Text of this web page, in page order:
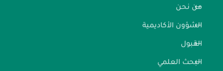
من نحن
الشؤون الأكاديمية
القبول
البحث العلمي